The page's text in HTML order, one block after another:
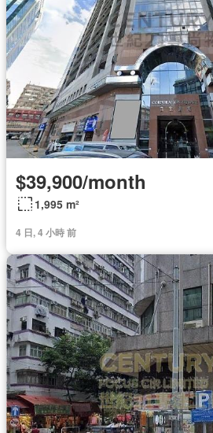
$39,900/month
1,995 m²
4 日, 4 小時 前